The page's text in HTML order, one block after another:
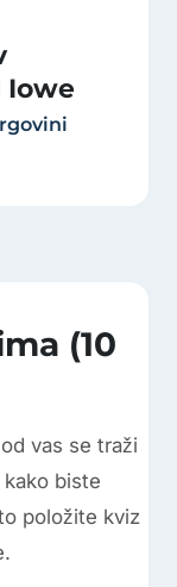
Iowe
(10
vas se traži
biste
položite kviz